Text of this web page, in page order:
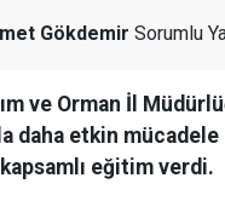
Gökdemir Sorumlu
ve Orman İl
daha etkin
eğitim verdi.